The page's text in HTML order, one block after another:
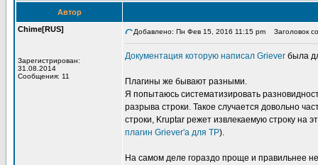
Автор
Chime[RUS]
Зарегистрирован:
31.08.2014
Сообщения: 11
Добавлено: Пн Фев 15, 2016 11:15 pm Заголовок
Документация которую написал Griever была
Плагины же бывают разными.
Я попытаюсь систематизировать
разрыва строки. Такое случается довольно
строки, Kruptar режет извлекаемую строку на
плагин Griever'а для TP).
На самом деле гораздо проще и правильнее